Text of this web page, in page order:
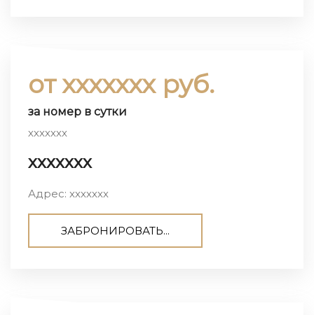
от ххххххх руб.
за номер в сутки
ххххххх
ххххххх
Адрес: ххххххх
ЗАБРОНИРОВАТЬ...